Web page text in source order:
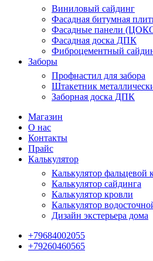
Виниловый сайдинг
Фасадная битумная
Фасадные панели
Фасадная доска ДПК
Фиброцементный
Заборы
Профнастил для забора
Штакетник
Заборная доска ДПК
Магазин
О нас
Контакты
Прайс
Калькулятор
Калькулятор фальцевой
Калькулятор сайдинга
Калькулятор кровли
Калькулятор
Дизайн экстерьера дома
+79684002055
+79260460565